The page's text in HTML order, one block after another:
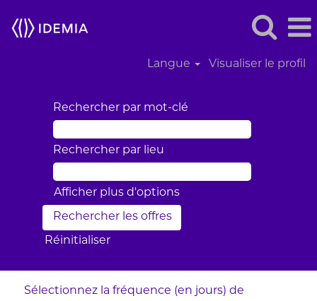
Langue Visualiser le profil
Rechercher par mot-clé
Rechercher par lieu
Afficher plus d’options
Réinitialiser
Sélectionnez la fréquence (en jours) de